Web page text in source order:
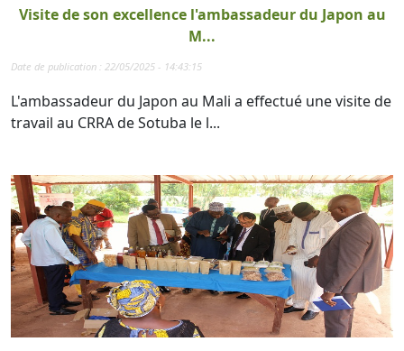
Visite de son excellence l'ambassadeur du Japon au
M...
Date de publication : 22/05/2025 - 14:43:15
L'ambassadeur du Japon au Mali a effectué une visite de
travail au CRRA de Sotuba le l...